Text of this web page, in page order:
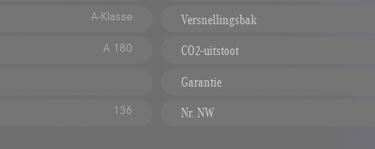
A-Klasse
A 180
136
Versnellingsbak
CO2-uitstoot
Garantie
Nr. NW